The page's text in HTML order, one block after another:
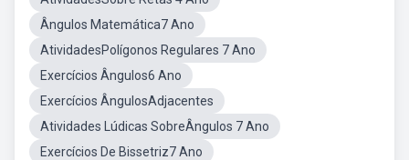
Ângulos Matemática7 Ano
AtividadesPolígonos Regulares 7 Ano
Exercícios Ângulos6 Ano
Exercícios ÂngulosAdjacentes
Atividades Lúdicas SobreÂngulos 7 Ano
Exercícios De Bissetriz7 Ano